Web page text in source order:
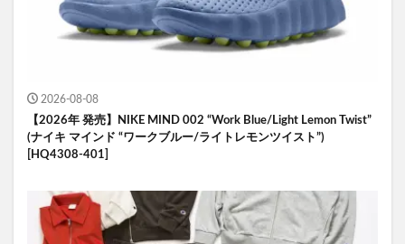
2026-08-08
【2026年 発売】NIKE MIND 002 “Work Blue/Light Lemon Twist”
(ナイキ マインド “ワークブルー/ライトレモンツイスト”)
[HQ4308-401]